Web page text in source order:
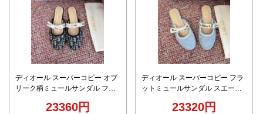
ディオール スーパーコピー オブ
リーク柄ミュールサンダル フラ
密ディテール23360円
ディオール スーパーコピー フラ
ットミュールサンダル スエード
23320円